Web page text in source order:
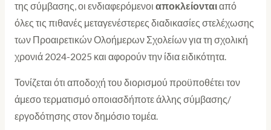
της σύμβασης, οι ενδιαφερόμενοι αποκλείονταιαπό
όλες τις πιθανές μεταγενέστερες διαδικασίες στελέχωσης
των Προαιρετικών Ολοήμερων Σχολείων για τη σχολική
χρονιά 2024-2025 και αφορούν την ίδια ειδικότητα.
Τονίζεται ότι αποδοχή του διορισμού προϋποθέτει τον
άμεσο τερματισμό οποιασδήποτε άλλης σύμβασης/
εργοδότησης στον δημόσιο τομέα.